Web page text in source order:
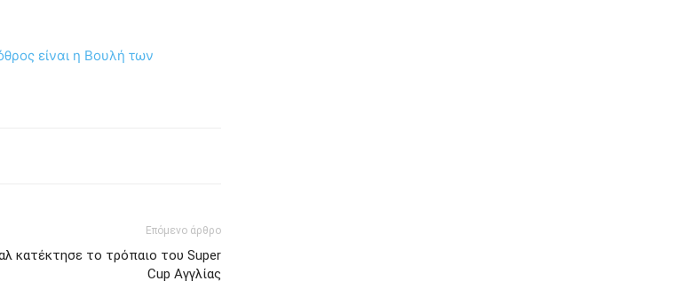
είναι η Βουλή των
Επόμενο άρθρο
κατέκτησε το τρόπαιο του Super
Cup Αγγλίας